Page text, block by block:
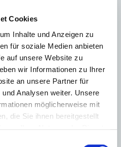
Cookies
Inhalte und Anzeigen zu
für soziale Medien anbieten
auf unsere Website zu
wir Informationen zu Ihrer
an unsere Partner für
Analysen weiter. Unsere
möglicherweise mit
die Sie ihnen bereitgestellt
Mallorca!
PONSA | Andrin Vögeli